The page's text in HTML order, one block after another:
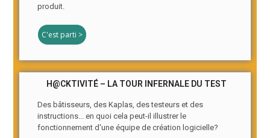
produit.
C'est parti >
H@CKTIVITÉ – LA TOUR INFERNALE DU TEST
Des bâtisseurs, des Kaplas, des testeurs et des
instructions... en quoi cela peut-il illustrer le
fonctionnement d'une équipe de création logicielle?